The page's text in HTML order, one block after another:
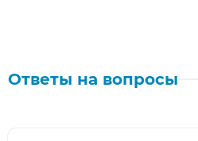
Ответы на вопросы